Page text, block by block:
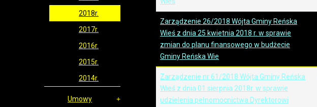
Zarządzenie 26/2018 Wójta Gminy Reńska
Wieś z dnia 25 kwietnia 2018 r. w sprawie
zmian do planu finansowego w budżecie
Gminy Reńska Wie
Zarządzenie nr 61/2018 Wójta Gminy Reńska
Wieś z dnia 01 sierpnia 2018r. w sprawie
udzielenia pełnomocnictwa Dyrektorowi
2018r.
2017r.
2016r.
2015r.
2014r.
Umowy